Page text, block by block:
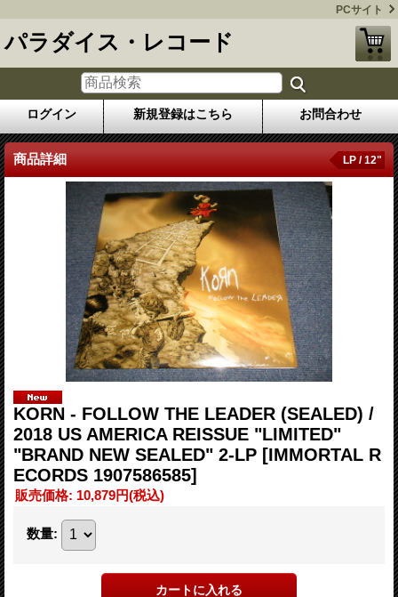
PCサイト
パラダイス・レコード
ログイン 新規登録はこちら お問合わせ
商品詳細 LP / 12"
KORN - FOLLOW THE LEADER (SEALED) /
2018 US AMERICA REISSUE "LIMITED"
"BRAND NEW SEALED" 2-LP [IMMORTAL R
ECORDS 1907586585]
販売価格: 10,879円(税込)
数量: